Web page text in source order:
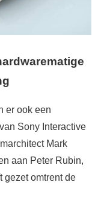
er ook een
Sony Interactive
Mark
aan Peter Rubin,
gezet omtrent de